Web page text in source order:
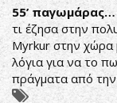
55’ παγωμάρας…
τι έζησα στην
Myrkur στην χώρα
λόγια για να το
πράγματα από